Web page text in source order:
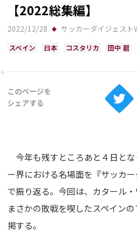
視聴方法
メディアアライアンス
【2022総集編】
2022/12/28 サッカーダイジェスト
スペイン 日本 コスタリカ 田中 碧
今年も残すところあと４日と
ー界における名場面を『サッカ
で振り返る。今回は、カタール
まさかの敗戦を喫したスペイン
掲する。